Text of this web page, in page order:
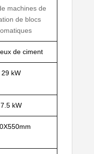
machines de
de blocs
de ciment
29 kW
7.5 kW